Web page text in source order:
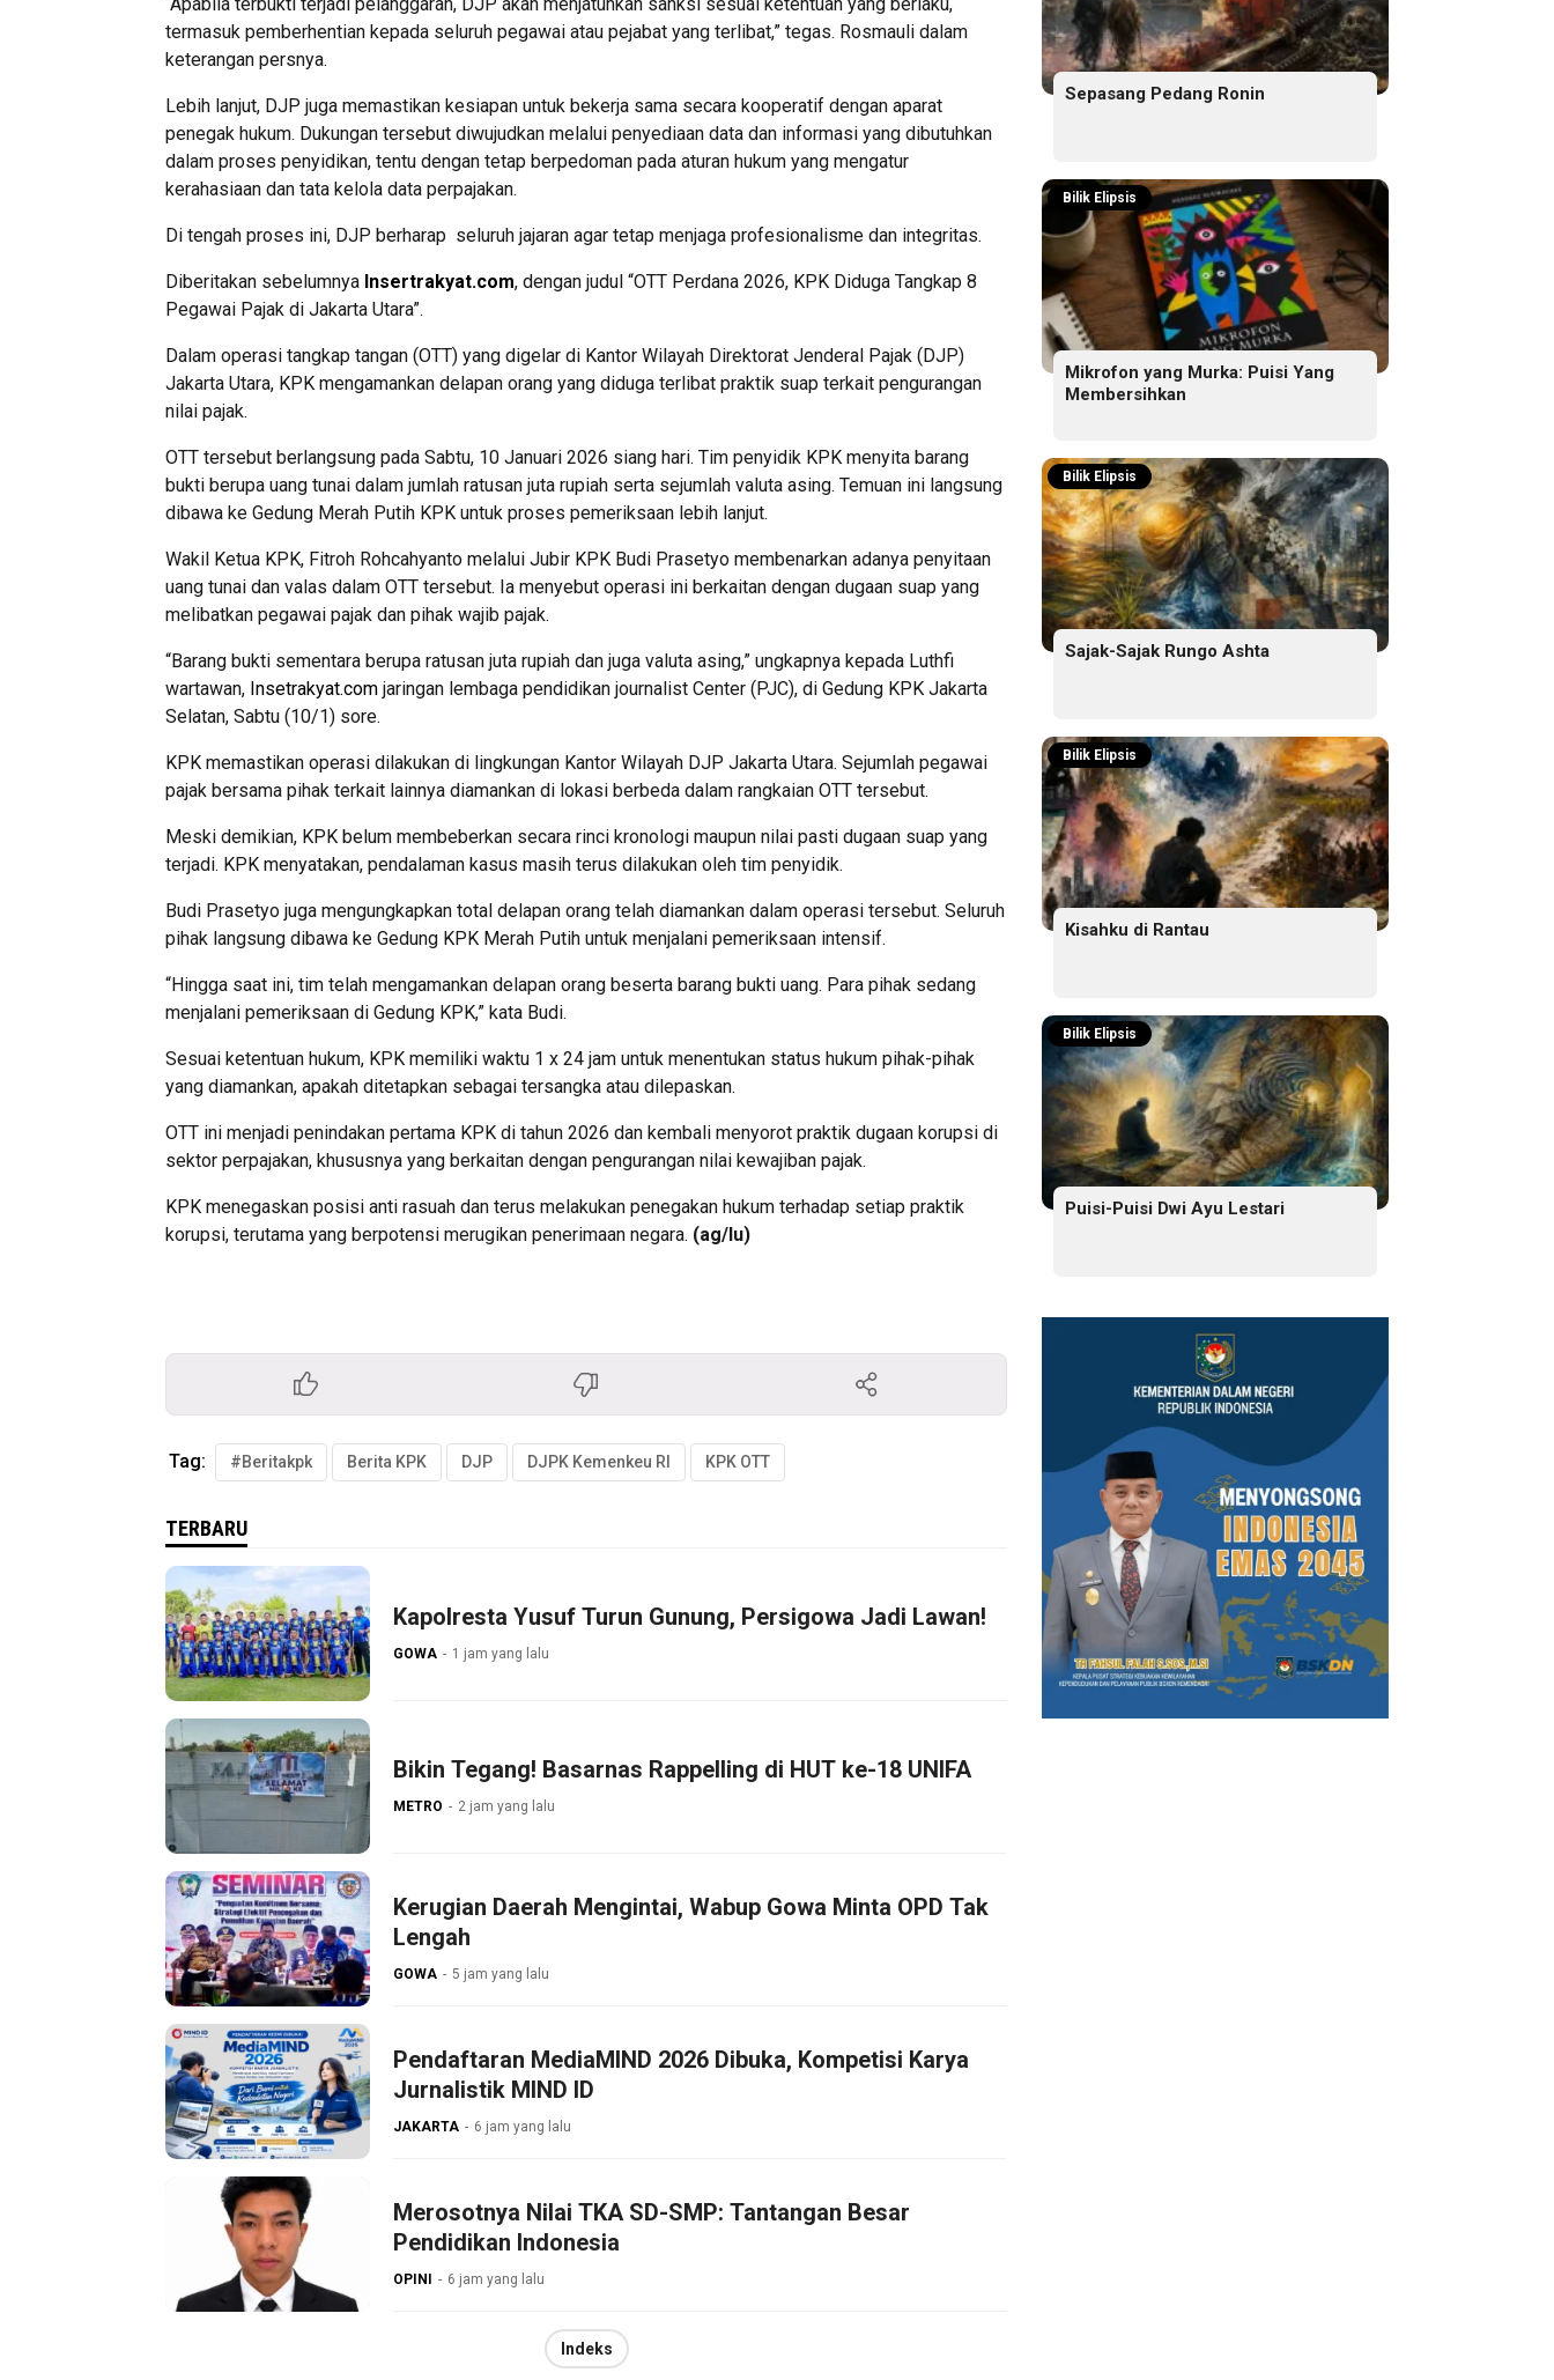
termasuk pemberhentian kepada seluruh pegawai atau pejabat yang terlibat,” tegas. Rosmauli dalam
keterangan persnya.
Lebih lanjut, DJP juga memastikan kesiapan untuk bekerja sama secara kooperatif dengan aparat
penegak hukum. Dukungan tersebut diwujudkan melalui penyediaan data dan informasi yang dibutuhkan
dalam proses penyidikan, tentu dengan tetap berpedoman pada aturan hukum yang mengatur
kerahasiaan dan tata kelola data perpajakan.
Di tengah proses ini, DJP berharap seluruh jajaran agar tetap menjaga profesionalisme dan integritas.
Diberitakan sebelumnya Insertrakyat.com, dengan judul “OTT Perdana 2026, KPK Diduga Tangkap 8
Pegawai Pajak di Jakarta Utara”.
Dalam operasi tangkap tangan (OTT) yang digelar di Kantor Wilayah Direktorat Jenderal Pajak (DJP)
Jakarta Utara, KPK mengamankan delapan orang yang diduga terlibat praktik suap terkait pengurangan
nilai pajak.
OTT tersebut berlangsung pada Sabtu, 10 Januari 2026 siang hari. Tim penyidik KPK menyita barang
bukti berupa uang tunai dalam jumlah ratusan juta rupiah serta sejumlah valuta asing. Temuan ini langsung
dibawa ke Gedung Merah Putih KPK untuk proses pemeriksaan lebih lanjut.
Wakil Ketua KPK, Fitroh Rohcahyanto melalui Jubir KPK Budi Prasetyo membenarkan adanya penyitaan
uang tunai dan valas dalam OTT tersebut. Ia menyebut operasi ini berkaitan dengan dugaan suap yang
melibatkan pegawai pajak dan pihak wajib pajak.
“Barang bukti sementara berupa ratusan juta rupiah dan juga valuta asing,” ungkapnya kepada Luthfi
wartawan, Insetrakyat.com jaringan lembaga pendidikan journalist Center (PJC), di Gedung KPK Jakarta
Selatan, Sabtu (10/1) sore.
KPK memastikan operasi dilakukan di lingkungan Kantor Wilayah DJP Jakarta Utara. Sejumlah pegawai
pajak bersama pihak terkait lainnya diamankan di lokasi berbeda dalam rangkaian OTT tersebut.
Meski demikian, KPK belum membeberkan secara rinci kronologi maupun nilai pasti dugaan suap yang
terjadi. KPK menyatakan, pendalaman kasus masih terus dilakukan oleh tim penyidik.
Budi Prasetyo juga mengungkapkan total delapan orang telah diamankan dalam operasi tersebut. Seluruh
pihak langsung dibawa ke Gedung KPK Merah Putih untuk menjalani pemeriksaan intensif.
“Hingga saat ini, tim telah mengamankan delapan orang beserta barang bukti uang. Para pihak sedang
menjalani pemeriksaan di Gedung KPK,” kata Budi.
Sesuai ketentuan hukum, KPK memiliki waktu 1 x 24 jam untuk menentukan status hukum pihak-pihak
yang diamankan, apakah ditetapkan sebagai tersangka atau dilepaskan.
OTT ini menjadi penindakan pertama KPK di tahun 2026 dan kembali menyorot praktik dugaan korupsi di
sektor perpajakan, khususnya yang berkaitan dengan pengurangan nilai kewajiban pajak.
KPK menegaskan posisi anti rasuah dan terus melakukan penegakan hukum terhadap setiap praktik
korupsi, terutama yang berpotensi merugikan penerimaan negara. (ag/lu)
Tag: #Beritakpk Berita KPK DJP DJPK Kemenkeu RI KPK OTT
TERBARU
Kapolresta Yusuf Turun Gunung, Persigowa Jadi Lawan!
GOWA 1 jam yang lalu
Bikin Tegang! Basarnas Rappelling di HUT ke-18 UNIFA
METRO 2 jam yang lalu
Kerugian Daerah Mengintai, Wabup Gowa Minta OPD Tak
Lengah
GOWA 5 jam yang lalu
Pendaftaran MediaMIND 2026 Dibuka, Kompetisi Karya
Jurnalistik MIND ID
JAKARTA 6 jam yang lalu
Merosotnya Nilai TKA SD-SMP: Tantangan Besar
Pendidikan Indonesia
OPINI 6 jam yang lalu
Indeks
Sepasang Pedang Ronin
Bilik Elipsis
Mikrofon yang Murka: Puisi Yang
Membersihkan
Bilik Elipsis
Sajak-Sajak Rungo Ashta
Bilik Elipsis
Kisahku di Rantau
Bilik Elipsis
Puisi-Puisi Dwi Ayu Lestari